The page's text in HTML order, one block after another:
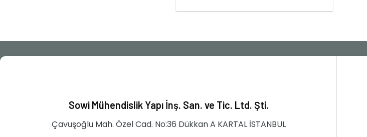
Sowi Mühendislik Yapı İnş. San. ve Tic. Ltd. Şti.
Çavuşoğlu Mah. Özel Cad. No:36 Dükkan A KARTAL İSTANBUL